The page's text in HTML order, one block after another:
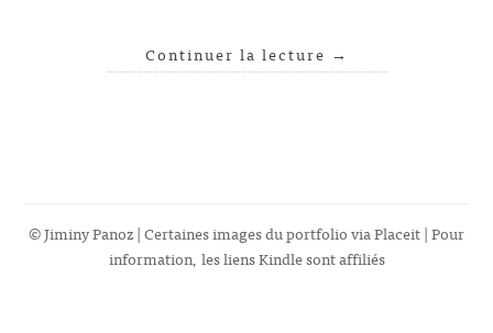
Continuer la lecture →
© Jiminy Panoz | Certaines images du portfolio viaPlaceit| Pour
information, les liens Kindle sont affiliés